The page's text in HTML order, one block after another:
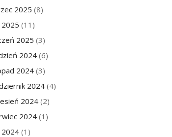
2025 (8)
(11)
2025 (3)
2024 (6)
2024(3)
2024(4)
2024(2)
2024 (1)
2024 (1)